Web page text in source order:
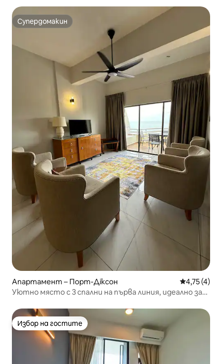
Супердомакин
Супердомакин
Апартамент – Порт-Діксон Средна
4,75 (4)
Уютно място с 3 спални на първа линия, идеално за
Избор на гостите
Избор на гостите